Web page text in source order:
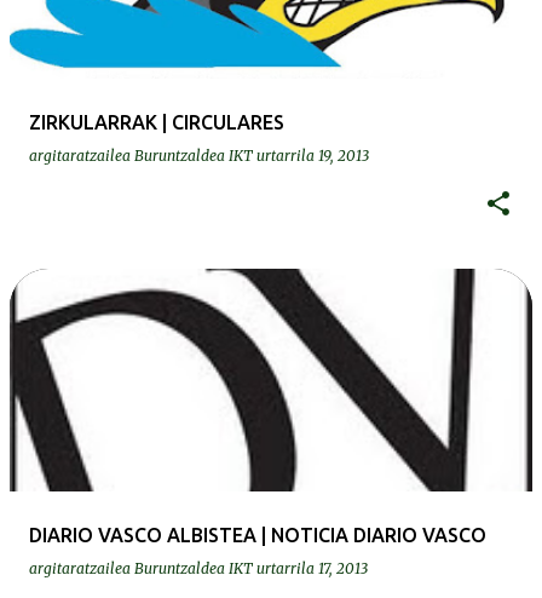
ZIRKULARRAK | CIRCULARES
argitaratzailea Buruntzaldea IKT urtarrila 19, 2013
DIARIO VASCO ALBISTEA | NOTICIA DIARIO VASCO
argitaratzailea Buruntzaldea IKT urtarrila 17, 2013